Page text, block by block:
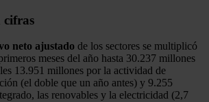
cifras
neto ajustado de los sectores se multiplicó
meses del año hasta 30.237 millones
13.951 millones por la actividad de
(el doble que un año antes) y 9.255
las renovables y la electricidad (2,7